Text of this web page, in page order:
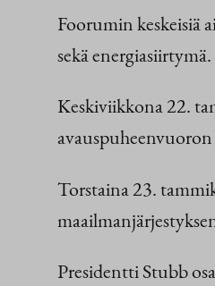
Foorumin keskeisiä
sekä
Keskiviikkona 22.
Torstaina 23.
Presidentti Stubb